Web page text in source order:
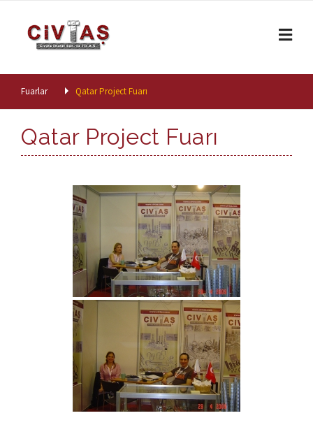
Fuarlar Qatar Project Fuarı
Qatar Project Fuarı